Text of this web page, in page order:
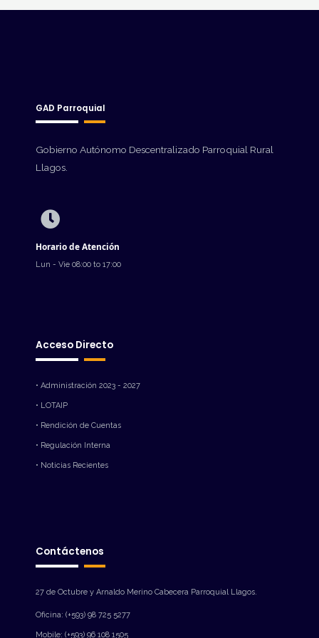
GAD Parroquial
Gobierno Autónomo Descentralizado Parroquial Rural
Llagos.
Horario de Atención
Lun - Vie 08:00 to 17:00
Acceso Directo
• Administración 2023 - 2027
• LOTAIP
• Rendición de Cuentas
• Regulación Interna
• Noticias Recientes
Contáctenos
27 de Octubre y Arnaldo Merino Cabecera Parroquial Llagos.
Oficina: (+593) 98 725 5277
Mobile: (+593) 96 108 1505